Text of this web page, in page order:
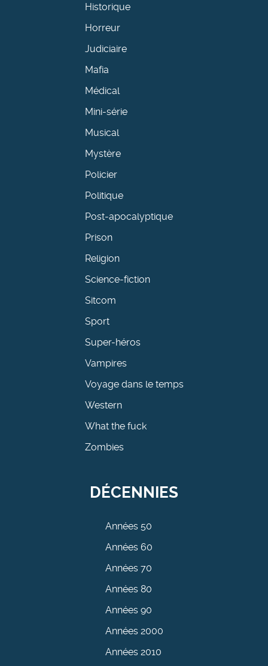
Historique
Horreur
Judiciaire
Mafia
Médical
Mini-série
Musical
Mystère
Policier
Politique
Post-apocalyptique
Prison
Religion
Science-fiction
Sitcom
Sport
Super-héros
Vampires
Voyage dans le temps
Western
What the fuck
Zombies
DÉCENNIES
Années 50
Années 60
Années 70
Années 80
Années 90
Années 2000
Années 2010